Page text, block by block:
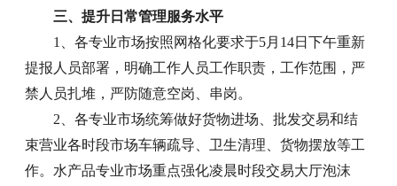
三、提升日常管理服务水平
1、各专业市场按照网格化要求于5月14日下午重新
提报人员部署，明确工作人员工作职责，工作范围，严
禁人员扎堆，严防随意空岗、串岗。
2、各专业市场统筹做好货物进场、批发交易和结
束营业各时段市场车辆疏导、卫生清理、货物摆放等工
作。水产品专业市场重点强化凌晨时段交易大厅泡沫